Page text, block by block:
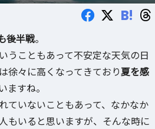
B!
後半戦。
うこともあって不安定な天気の日
徐々に高くなってきており夏を感
ますね。
ていないこともあって、なかなか
もいると思いますが、そんな時に